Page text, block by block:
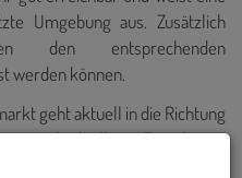
Umgebung aus. Zusätzlich
den entsprechenden
werden können.
geht aktuell in die Richtung
individueller Einrichtung.
Erholungsangebote nicht weit